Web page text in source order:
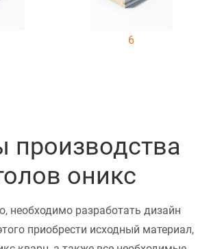
6
производства
оникс
необходимо разработать дизайн
приобрести исходный материал,